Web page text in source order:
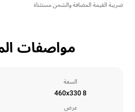
ضريبة القيمة المضافة والشحن مستثناة
مواصفات
السعة
8 460x330
عرض